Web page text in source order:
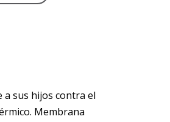
a sus hijos contra el
Membrana